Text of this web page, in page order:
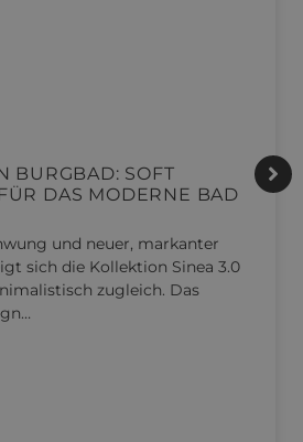
BURGBAD: SOFT
DAS MODERNE BAD
und neuer, markanter
sich die Kollektion Sinea 3.0
zugleich. Das